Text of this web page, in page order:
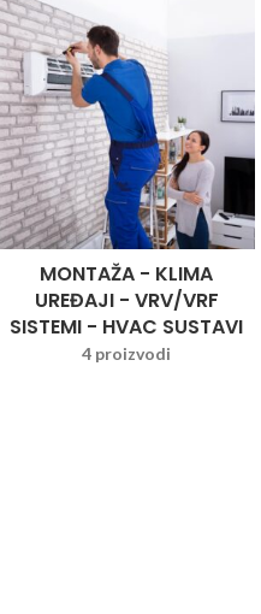
MONTAŽA - KLIMA
UREĐAJI - VRV/VRF
SISTEMI - HVAC SUSTAVI
4 proizvodi